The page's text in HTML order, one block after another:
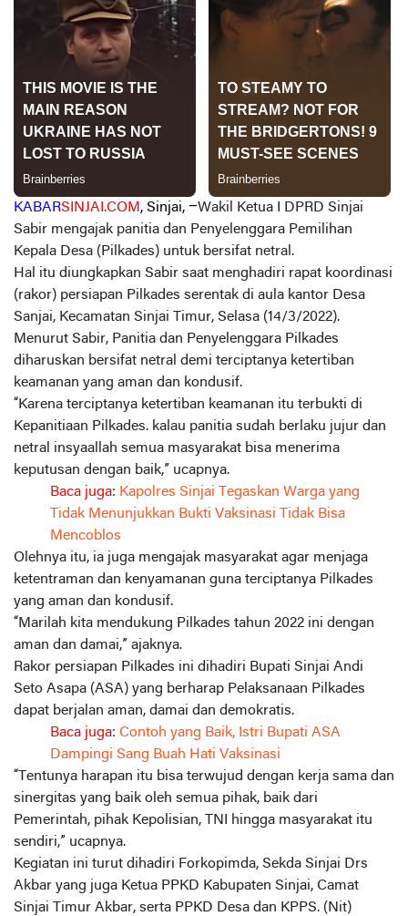
KABARSINJAI.COM , Sinjai, –Wakil Ketua I DPRD Sinjai
Sabir mengajak panitia dan Penyelenggara Pemilihan
Kepala Desa (Pilkades) untuk bersifat netral.
Hal itu diungkapkan Sabir saat menghadiri rapat koordinasi
(rakor) persiapan Pilkades serentak di aula kantor Desa
Sanjai, Kecamatan Sinjai Timur, Selasa (14/3/2022).
Menurut Sabir, Panitia dan Penyelenggara Pilkades
diharuskan bersifat netral demi terciptanya ketertiban
keamanan yang aman dan kondusif.
“Karena terciptanya ketertiban keamanan itu terbukti di
Kepanitiaan Pilkades. kalau panitia sudah berlaku jujur dan
netral insyaallah semua masyarakat bisa menerima
keputusan dengan baik,” ucapnya.
Baca juga: Kapolres Sinjai Tegaskan Warga yang
Tidak Menunjukkan Bukti Vaksinasi Tidak Bisa
Mencoblos
Olehnya itu, ia juga mengajak masyarakat agar menjaga
ketentraman dan kenyamanan guna terciptanya Pilkades
yang aman dan kondusif.
“Marilah kita mendukung Pilkades tahun 2022 ini dengan
aman dan damai,” ajaknya.
Rakor persiapan Pilkades ini dihadiri Bupati Sinjai Andi
Seto Asapa (ASA) yang berharap Pelaksanaan Pilkades
dapat berjalan aman, damai dan demokratis.
Baca juga: Contoh yang Baik, Istri Bupati ASA
Dampingi Sang Buah Hati Vaksinasi
“Tentunya harapan itu bisa terwujud dengan kerja sama dan
sinergitas yang baik oleh semua pihak, baik dari
Pemerintah, pihak Kepolisian, TNI hingga masyarakat itu
sendiri,” ucapnya.
Kegiatan ini turut dihadiri Forkopimda, Sekda Sinjai Drs
Akbar yang juga Ketua PPKD Kabupaten Sinjai, Camat
Sinjai Timur Akbar, serta PPKD Desa dan KPPS. (Nit)